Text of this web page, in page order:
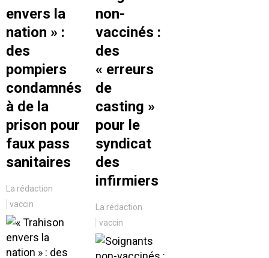
envers la
nation » :
des
pompiers
condamnés
à de la
prison pour
faux pass
sanitaires
La rédaction
vaccin
non-
vaccinés :
des
« erreurs
de
casting »
pour le
syndicat
des
infirmiers
La rédaction
vaccin